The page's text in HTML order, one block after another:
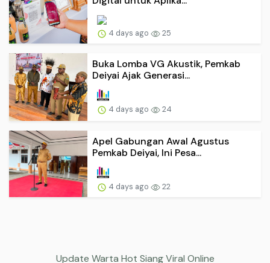
4 days ago 25
Buka Lomba VG Akustik, Pemkab
Deiyai Ajak Generasi...
4 days ago 24
Apel Gabungan Awal Agustus
Pemkab Deiyai, Ini Pesa...
4 days ago 22
Update Warta Hot Siang Viral Online